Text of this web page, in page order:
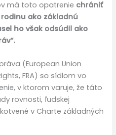
má toto opatrenie chrániť
ako základnú
ho však odsúdil ako
(European Union
FRA) so sídlom vo
v ktorom varuje, že táto
rovnosti, ľudskej
v Charte základných